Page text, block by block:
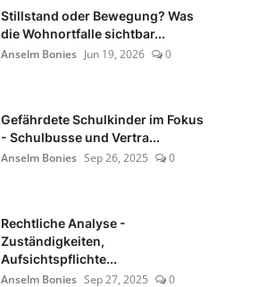
Stillstand oder Bewegung? Was
die Wohnortfalle sichtbar...
Anselm Bonies Jun 19, 2026 0
Gefährdete Schulkinder im Fokus
- Schulbusse und Vertra...
Anselm Bonies Sep 26, 2025 0
Rechtliche Analyse -
Zuständigkeiten,
Aufsichtspflichte...
Anselm Bonies Sep 27, 2025 0